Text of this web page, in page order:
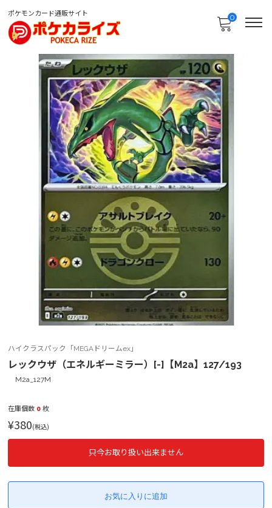
ポケモンカード通販サイト 0
ハイクラスパック「MEGAドリームex」
レックウザ（エネルギーミラー）[-]【M2a】127/193
M2a_127M
在庫個数 0 枚
¥380(税込)
只今お取り扱い出来ません